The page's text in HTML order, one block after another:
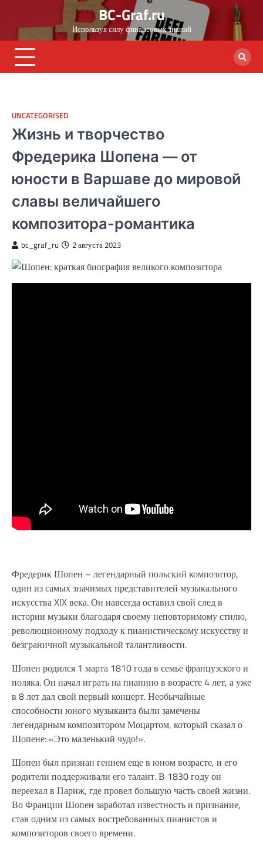
content
BC-Graf.ru
Используя силу финансовых знаний
UNCATEGORISED
Жизнь и творчество
Фредерика Шопена — от
юности в Варшаве до мировой
славы величайшего
композитора-романтика
bc_graf_ru 2 августа 2023
Фредерик Шопен – легендарный польский композитор,
один из самых значимых представителей музыкального
искусства XIX века. Он навсегда оставил свой след в
истории музыки благодаря своему неповторимому стилю,
революционному подходу к пианистическому искусству и
безграничной музыкальной талантливости.
Шопен родился 1 марта 1810 года в семье французского и
поляка. Он начал играть на пианино в возрасте 4 лет, а уже
в 8 лет дал свой первый концерт. Необычайные
способности юного музыканта были замечены
легендарным композитором Моцартом, который сказал о
Шопене: «Это маленький чудо!».
Шопен был признан гением еще в юном возрасте, и его
родители поддерживали его талант. В 1830 году он
переехал в Париж, где провел большую часть своей жизни.
Во Франции Шопен заработал известность и признание,
став одним из самых востребованных пианистов и
композиторов своего времени.